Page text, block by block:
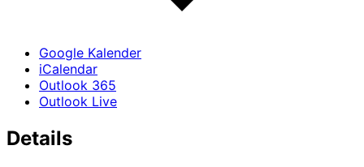
Google Kalender
iCalendar
Outlook 365
Outlook Live
Details